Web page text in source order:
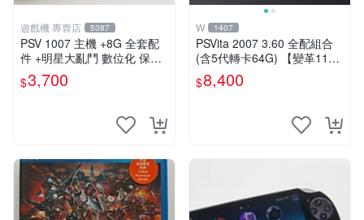
遊戲機 專賣店 5387
PSV 1007 主機 +8G 全套配
件 +明星大亂鬥 數位化 保修
一年 品質有保障
$3,700
W 1407
PSVita 2007 3.60 全配組合
(含5代轉卡64G) 【變革11】
破解改好 + 水晶殼 + 硬殼包
$8,400